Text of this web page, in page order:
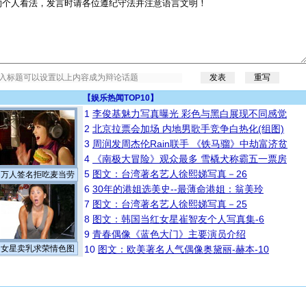
【娱乐热闻TOP10】
万人签名拒吃麦当劳
女星卖乳求荣情色图
1 李俊基魅力写真曝光 彩色与黑白展现不同感觉
2 北京拉票会加场 内地男歌手竞争白热化(组图)
3 周润发周杰伦Rain联手 《铁马骝》中劫富济贫
4
《南极大冒险》观众最多 雪橇犬称霸五一票房
5 图文：台湾著名艺人徐熙娣写真－26
6 30年的港姐选美史--最薄命港姐：翁美玲
7 图文：台湾著名艺人徐熙娣写真－25
8 图文：韩国当红女星崔智友个人写真集-6
9 青春偶像《蓝色大门》主要演员介绍
10 图文：欧美著名人气偶像奥黛丽-赫本-10